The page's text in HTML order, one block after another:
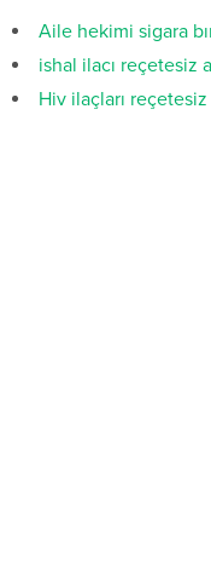
Aile hekimi sigara
ishal ilacı reçetesiz
Hiv ilaçları reçetesiz